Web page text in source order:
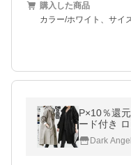
購入した商品
カラー/ホワイト、サイ
P×10％還
ード付き
ズコート
ングコート
Dark